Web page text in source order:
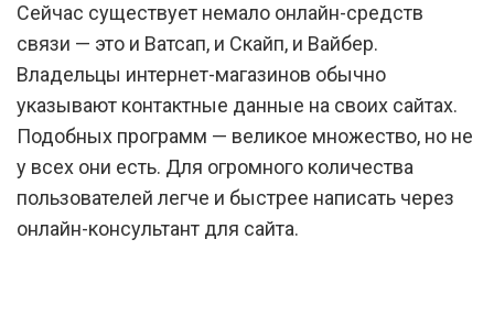
Сейчас существует немало онлайн-средств
связи — это и Ватсап, и Скайп, и Вайбер.
Владельцы интернет-магазинов обычно
указывают контактные данные на своих сайтах.
Подобных программ — великое множество, но не
у всех они есть. Для огромного количества
пользователей легче и быстрее написать через
онлайн-консультант для сайта.